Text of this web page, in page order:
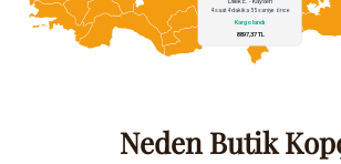
Neden Butik